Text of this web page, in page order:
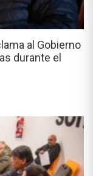
al Gobierno
durante el